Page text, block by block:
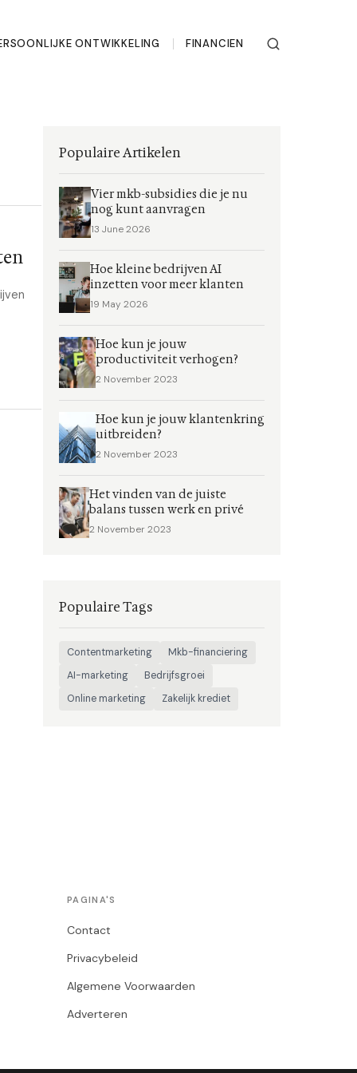
ONTWIKKELING FINANCIEN
Populaire Artikelen
Vier mkb-subsidies die je nu
nog kunt aanvragen
13 June 2026
Hoe kleine bedrijven AI
inzetten voor meer klanten
19 May 2026
Hoe kun je jouw
productiviteit verhogen?
2 November 2023
Hoe kun je jouw klantenkring
uitbreiden?
2 November 2023
Het vinden van de juiste
balans tussen werk en privé
2 November 2023
Populaire Tags
Contentmarketing
Mkb-financiering
AI-marketing
Bedrijfsgroei
Online marketing
Zakelijk krediet
PAGINA'S
Contact
Privacybeleid
Algemene Voorwaarden
Adverteren